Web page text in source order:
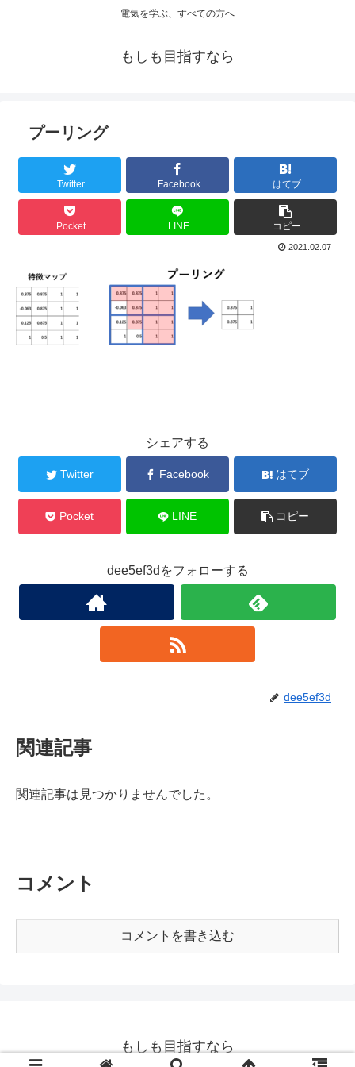
電気を学ぶ、すべての方へ
もしも目指すなら
プーリング
Twitter Facebook はてブ
Pocket LINE コピー
2021.02.07
シェアする
Twitter Facebook はてブ
Pocket LINE コピー
dee5ef3dをフォローする
dee5ef3d
関連記事
関連記事は見つかりませんでした。
コメント
コメントを書き込む
もしも目指すなら